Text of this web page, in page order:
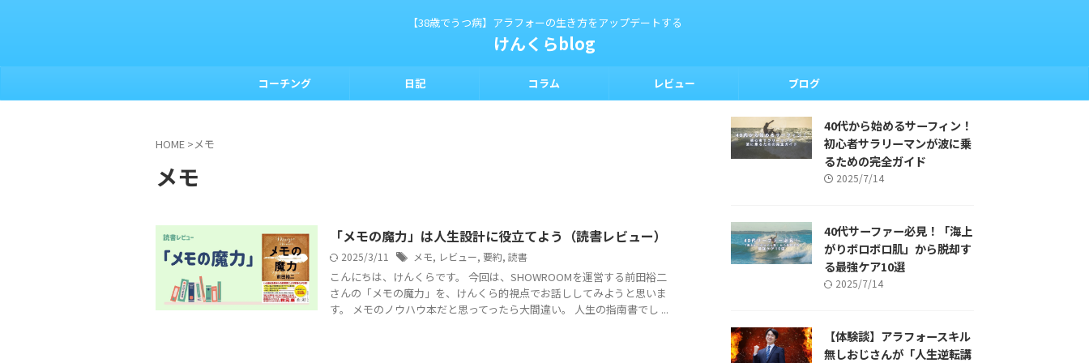
【38歳でうつ病】アラフォーの生き方をアップデートする
けんくらblog
コーチング 日記 コラム レビュー ブログ
HOME >メモ
メモ
「メモの魔力」は人生設計に役立てよう（読書レビュー）
2025/3/11 メモ, レビュー, 要約, 読書
こんにちは、けんくらです。 今回は、SHOWROOMを運営する前田裕二
さんの「メモの魔力」を、けんくら的視点でお話ししてみようと思いま
す。 メモのノウハウ本だと思ってったら大間違い。 人生の指南書でし ...
40代から始めるサーフィン！
初心者サラリーマンが波に乗
るための完全ガイド
2025/7/14
40代サーファー必見！「海上
がりボロボロ肌」から脱却す
る最強ケア10選
2025/7/14
【体験談】アラフォースキル
無しおじさんが「人生逆転講